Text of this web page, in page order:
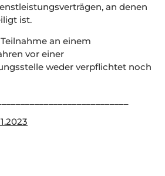
an denen
ist.
an einem
vor einer
weder verpflichtet noch